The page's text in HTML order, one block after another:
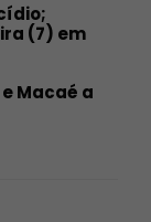
(7) em
Macaé a